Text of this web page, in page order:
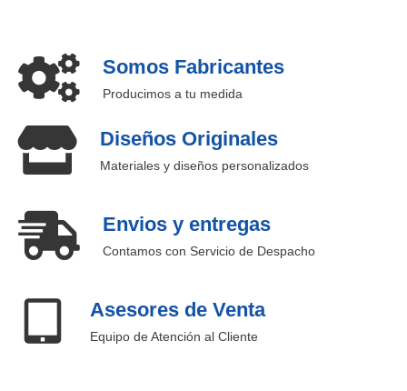
Somos Fabricantes
Producimos a tu medida
Diseños Originales
Materiales y diseños personalizados
Envios y entregas
Contamos con Servicio de Despacho
Asesores de Venta
Equipo de Atención al Cliente